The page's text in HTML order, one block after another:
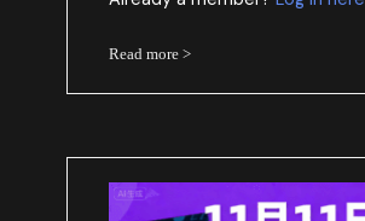
Read more >